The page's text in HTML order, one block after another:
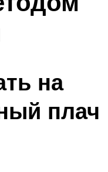
на
плач